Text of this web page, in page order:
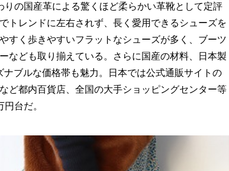
の国産革による驚くほど柔らかい革靴として定評
トレンドに左右されず、長く愛用できるシューズを
すく歩きやすいフラットなシューズが多く、ブーツ
なども取り揃えている。さらに国産の材料、日本製
ブルな価格帯も魅力。日本では公式通販サイトの
ど都内百貨店、全国の大手ショッピングセンター等
台だ。